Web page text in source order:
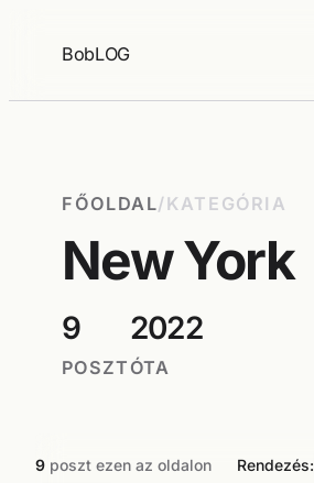
BobLOG
FŐOLDAL/KATEGÓRIA
New York
9
POSZT
2022
ÓTA
9 poszt ezen az oldalon Rendezés: